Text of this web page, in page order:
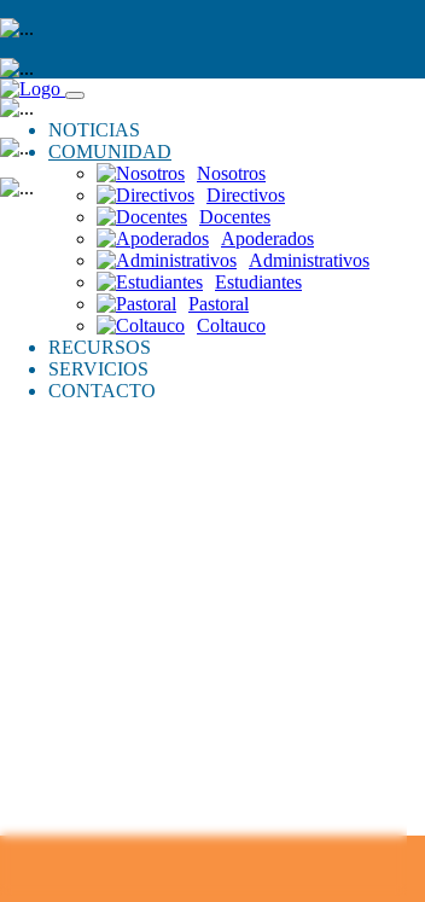
NOTICIAS
COMUNIDAD
Nosotros
Directivos
Docentes
Apoderados
Administrativos
Estudiantes
Pastoral
Coltauco
RECURSOS
SERVICIOS
CONTACTO